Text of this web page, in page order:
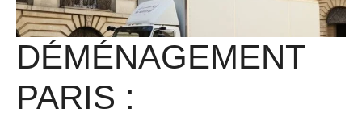
DÉMÉNAGEMENT
PARIS :